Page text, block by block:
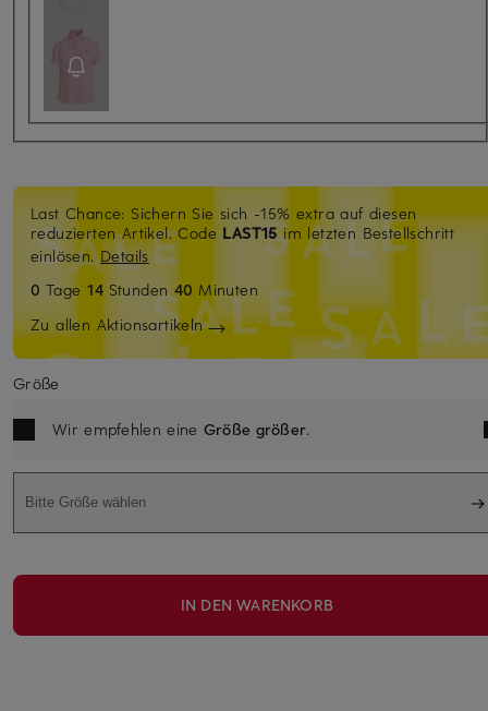
Last Chance: Sichern Sie sich -15% extra auf diesen
reduzierten Artikel. Code LAST15im letzten Bestellschritt
einlösen.Details
0 Tage14 Stunden 40 Minuten
Zu allen Aktionsartikeln
Größe
Wir empfehlen eine Größe größer.
Bitte Größe wählen
IN DEN WARENKORB